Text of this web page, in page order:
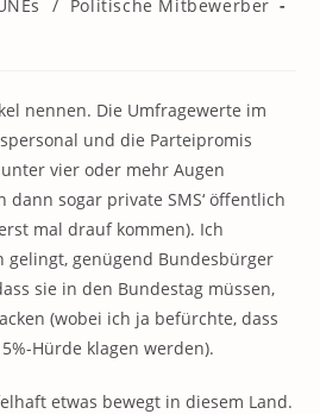
/ Politische Mitbewerber
nennen. Die Umfragewerte im
und die Parteipromis
vier oder mehr Augen
dann sogar private SMS‘ öffentlich
mal drauf kommen). Ich
gelingt, genügend Bundesbürger
sie in den Bundestag müssen,
(wobei ich ja befürchte, dass
Hürde klagen werden).
etwas bewegt in diesem Land.